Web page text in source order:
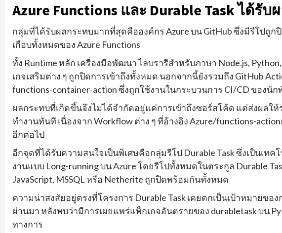
Azure Functions และ Durable Task ได้รั
กลุ่มที่ได้รับผลกระทบมากที่สุดคือองค์กร Azure บน GitHub ซึ่งมีรีโปถูก
เกือบทั้งหมดของ Azure Functions
ทั้ง Runtime หลัก เครื่องมือพัฒนา ไลบรารีสำหรับภาษา Node.js, Python,
เกจเสริมต่าง ๆ ถูกปิดการเข้าถึงทั้งหมด นอกจากนี้ยังรวมถึง GitHub
functions-container-action ซึ่งถูกใช้งานในกระบวนการ CI/CD ของนั
ผลกระทบที่เกิดขึ้นจึงไม่ได้จำกัดอยู่แค่การเข้าถึงซอร์สโค้ด แต่ส่งผลใ
ทำงานทันที เนื่องจาก Workflow ต่าง ๆ ที่อ้างอิง Azure/functions-
อีกต่อไป
อีกจุดที่ได้รับความสนใจเป็นพิเศษคือกลุ่มรีโป Durable Task ซึ่งเป็นเท
งานแบบ Long-running บน Azure โดยรีโปทั้งหมดในตระกูล Durable
JavaScript, MSSQL หรือ Netherite ถูกปิดพร้อมกันทั้งหมด
ความน่าสงสัยอยู่ตรงที่โครงการ Durable Task เคยตกเป็นเป้าหมายข
ผ่านมา หลังพบว่ามีการเผยแพร่แพ็กเกจอันตรายของ durabletask บน
ทางการ